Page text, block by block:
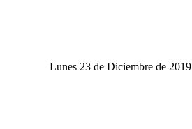
Lunes 23 de Diciembre de 2019